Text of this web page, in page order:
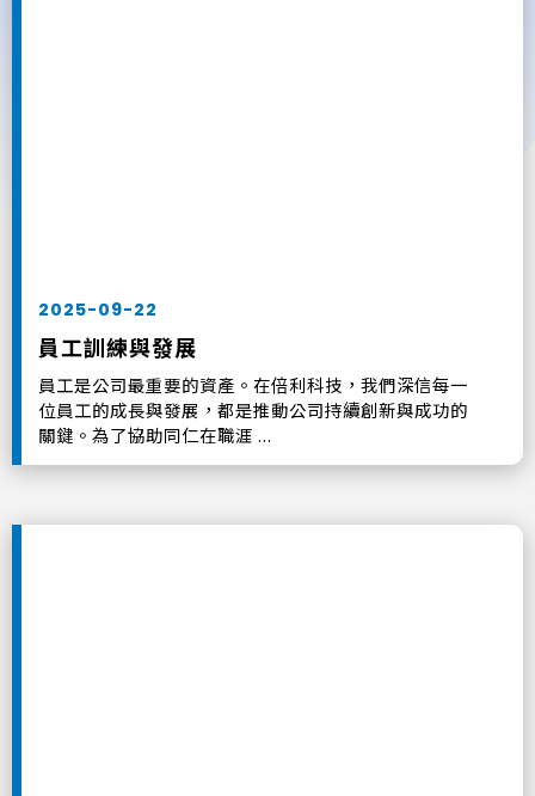
2025-09-22
員工訓練與發展
員工是公司最重要的資產。在倍利科技，我們深信每一
位員工的成長與發展，都是推動公司持續創新與成功的
關鍵。為了協助同仁在職涯 ...